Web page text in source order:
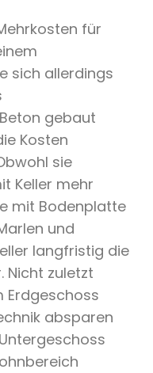
für
sich allerdings
gebaut
Kosten
sie
Keller mehr
mit Bodenplatte
und
langfristig die
Nicht zuletzt
Erdgeschoss
absparen